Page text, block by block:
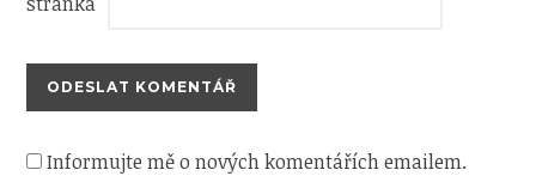
Informujte mě o nových komentářích emailem.